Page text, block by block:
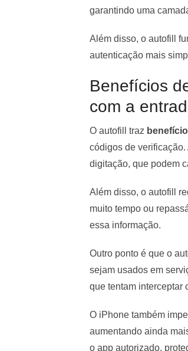
garantindo uma
Além disso, o autofill
autenticação mais
Benefícios
com a
O autofill traz
códigos de
digitação, que podem
Além disso, o autofill
muito tempo ou
essa informação.
Outro ponto é que o
sejam usados em
que tentam interceptar
O iPhone também
aumentando ainda
o app autorizado,